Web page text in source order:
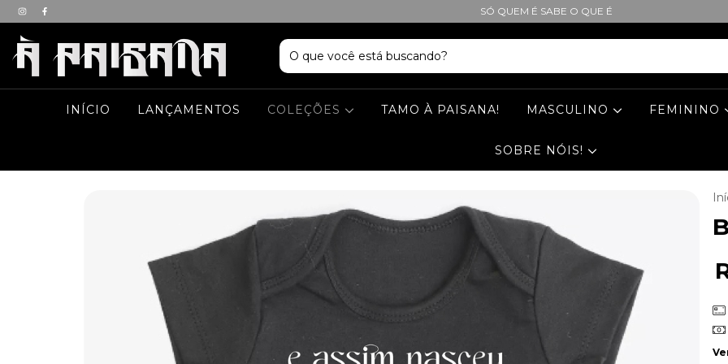
SÓ QUEM É SABE O QUE É
INÍCIO LANÇAMENTOS COLEÇÕES TAMO À PAISANA! MASCULINO FEMININO
SOBRE NÓIS!